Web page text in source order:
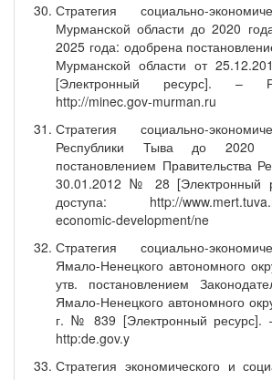
Стратегия социально-
Мурманской области до 2020
2025 года: одобрена
Мурманской области от
[Электронный ресурс]. –
http://minec.gov-murman.ru
Стратегия социально-
Республики Тыва до 2020
постановлением Правительства
30.01.2012 № 28 [Электронный
доступа: http://
economic-development/ne
Стратегия социально-
Ямало-Ненецкого автономного
утв. постановлением
Ямало-Ненецкого автономного
г. № 839 [Электронный ресурс].
http:de.gov.y
Стратегия экономического и